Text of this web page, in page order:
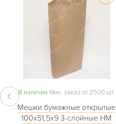
В наличии Мин. заказ от 2500 шт.
Мешки бумажные открытые
100х51,5х9 3-слойные НМ